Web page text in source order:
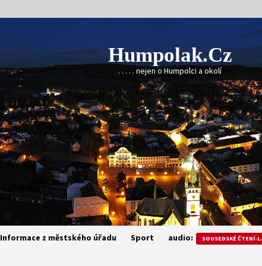
Humpolak.cz
. . . . . nejen o Humpolci a okolí
Informace z městského úřadu Sport audio: SOUSEDSKÉ ČTENÍ-